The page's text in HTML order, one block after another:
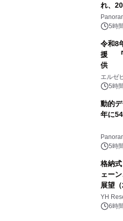
れ、
する
（5時
令和8
援 『
供
エルゼ
5時
動的
年に
5時
格納
ェー
展望
YH
6時